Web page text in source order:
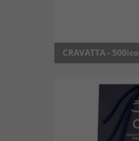
CRAVATTA - 500ico